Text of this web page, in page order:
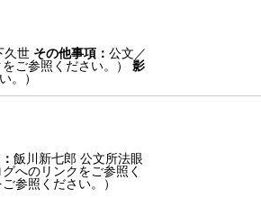
久世 その他事項： 公文／
ご参照ください。）
影
。）
飯川新七郎 公文所法眼
へのリンクをご参照く
参照ください。）